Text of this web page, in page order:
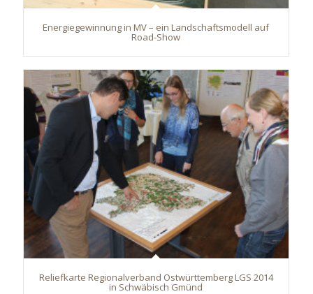
Energiegewinnung in MV – ein Landschaftsmodell auf
Road-Show
Reliefkarte Regionalverband Ostwürttemberg LGS 2014
in Schwäbisch Gmünd